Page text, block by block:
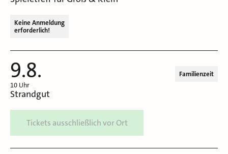
Keine Anmeldung
erforderlich!
9.8.
10 Uhr
Familienzeit
Strandgut
Tickets ausschließlich vor Ort